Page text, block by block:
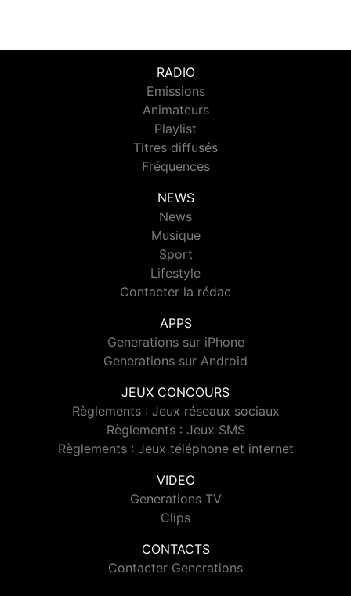
RADIO
Emissions
Animateurs
Playlist
Titres diffusés
Fréquences
NEWS
News
Musique
Sport
Lifestyle
Contacter la rédac
APPS
Generations sur iPhone
Generations sur Android
JEUX CONCOURS
Règlements : Jeux réseaux sociaux
Règlements : Jeux SMS
Règlements : Jeux téléphone et internet
VIDEO
Generations TV
Clips
CONTACTS
Contacter Generations